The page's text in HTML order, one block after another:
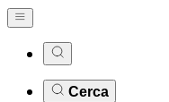
Cerca